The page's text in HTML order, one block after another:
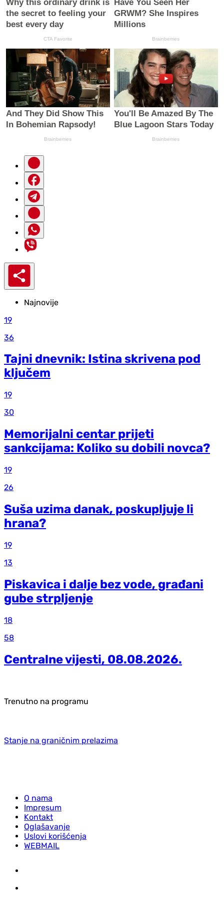
Najnovije
19
36
Tajni dnevnik: Istina skrivena pod
ključem
19
30
Memorijalni centar prijeti
sankcijama: Koliko su dobili novca?
19
26
Suša uzima danak, poskupljuje li
hrana?
19
13
Piskavica i dalje bez vode, građani
gube strpljenje
18
58
Centralne vijesti, 08.08.2026.
Trenutno na programu
Stanje na graničnim prelazima
O nama
Impresum
Kontakt
Oglašavanje
Uslovi korišćenja
WEBMAIL